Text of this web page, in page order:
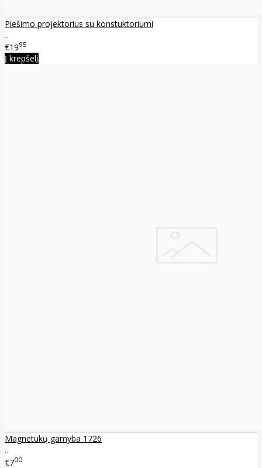
Piešimo projektorius su konstuktoriumi
..
€1995
Į krepšelį
Magnetukų gamyba 1726
..
€700